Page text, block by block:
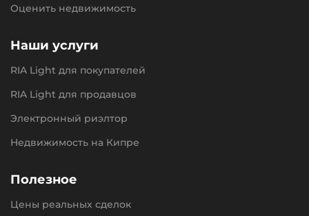
Оценить недвижимость
Наши услуги
RIA Light для покупателей
RIA Light для продавцов
Электронный риэлтор
Недвижимость на Кипре
Полезное
Цены реальных сделок